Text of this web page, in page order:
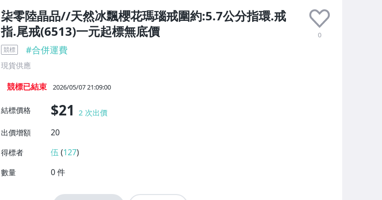
柒零陸晶品//天然冰飄櫻花瑪瑙戒圍約:5.7公分指環.戒
指.尾戒(6513)一元起標無底價
0
競標 #合併運費
現貨供應
競標已結束 2026/05/07 21:09:00
結標價格 $21 2 次出價
出價增額
20
得標者 伍 (127)
數量 0件